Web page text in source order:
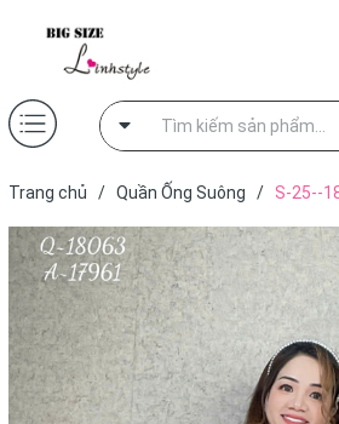
Trang chủ / Quần Ống Suông / S-25--